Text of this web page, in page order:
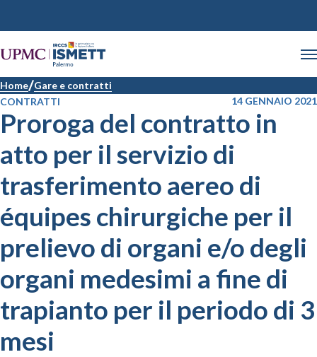
Home Gare e contratti
CONTRATTI
14 GENNAIO 2021
Proroga del contratto in
atto per il servizio di
trasferimento aereo di
équipes chirurgiche per il
prelievo di organi e/o degli
organi medesimi a fine di
trapianto per il periodo di 3
mesi